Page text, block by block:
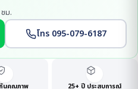
ม.
โทร 095-079-6187
นคุณภาพ 25+ ปี ประสบการณ์